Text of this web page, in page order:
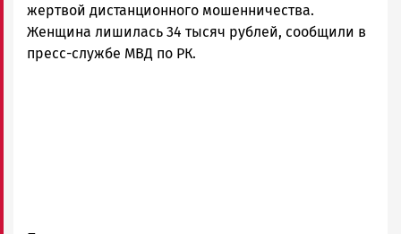
и
Карелии
|
жертвой дистанционного мошенничества.
Женщина лишилась 34 тысяч рублей, сообщили в
пресс-службе МВД по РК.